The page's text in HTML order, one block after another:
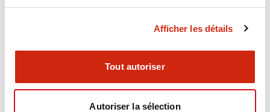
Afficher les détails
Tout autoriser
Autoriser la sélection
Mounting and Installation Specifications